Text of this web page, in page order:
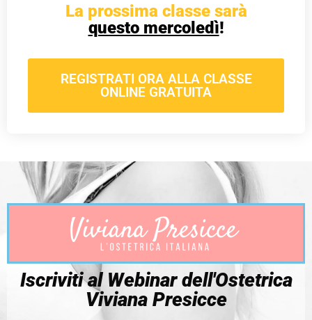
La prossima classe sarà
questo mercoledì!
REGISTRATI ORA ALLA CLASSE
ONLINE GRATUITA
Iscriviti al Webinar dell'Ostetrica
Viviana Presicce